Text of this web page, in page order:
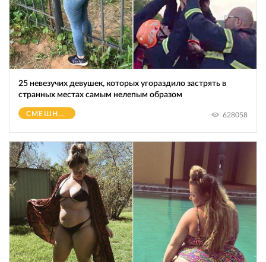
25 невезучих девушек, которых угораздило застрять в
странных местах самым нелепым образом
СМЕШНОЕ 628058